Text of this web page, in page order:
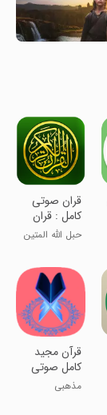
قران صوتی
کامل : قران
کریم
حبل الله المتین
قرآن مجید
کامل صوتی
مذهبی